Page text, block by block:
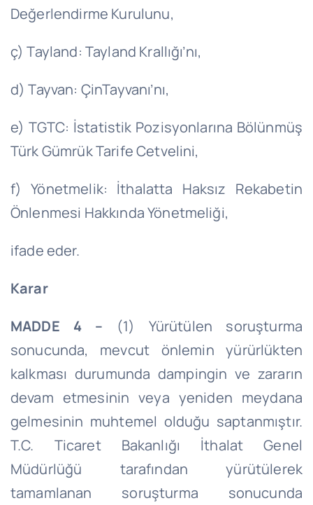
Değerlendirme Kurulunu,
ç) Tayland: Tayland Krallığı’nı,
d) Tayvan: ÇinTayvanı’nı,
e) TGTC: İstatistik Pozisyonlarına Bölünmüş
Türk Gümrük Tarife Cetvelini,
f) Yönetmelik: İthalatta Haksız Rekabetin
Önlenmesi Hakkında Yönetmeliği,
ifade eder.
Karar
MADDE 4 – (1) Yürütülen soruşturma
sonucunda, mevcut önlemin yürürlükten
kalkması durumunda dampingin ve zararın
devam etmesinin veya yeniden meydana
gelmesinin muhtemel olduğu saptanmıştır.
T.C. Ticaret Bakanlığı İthalat Genel
Müdürlüğü tarafından yürütülerek
tamamlanan soruşturma sonucunda